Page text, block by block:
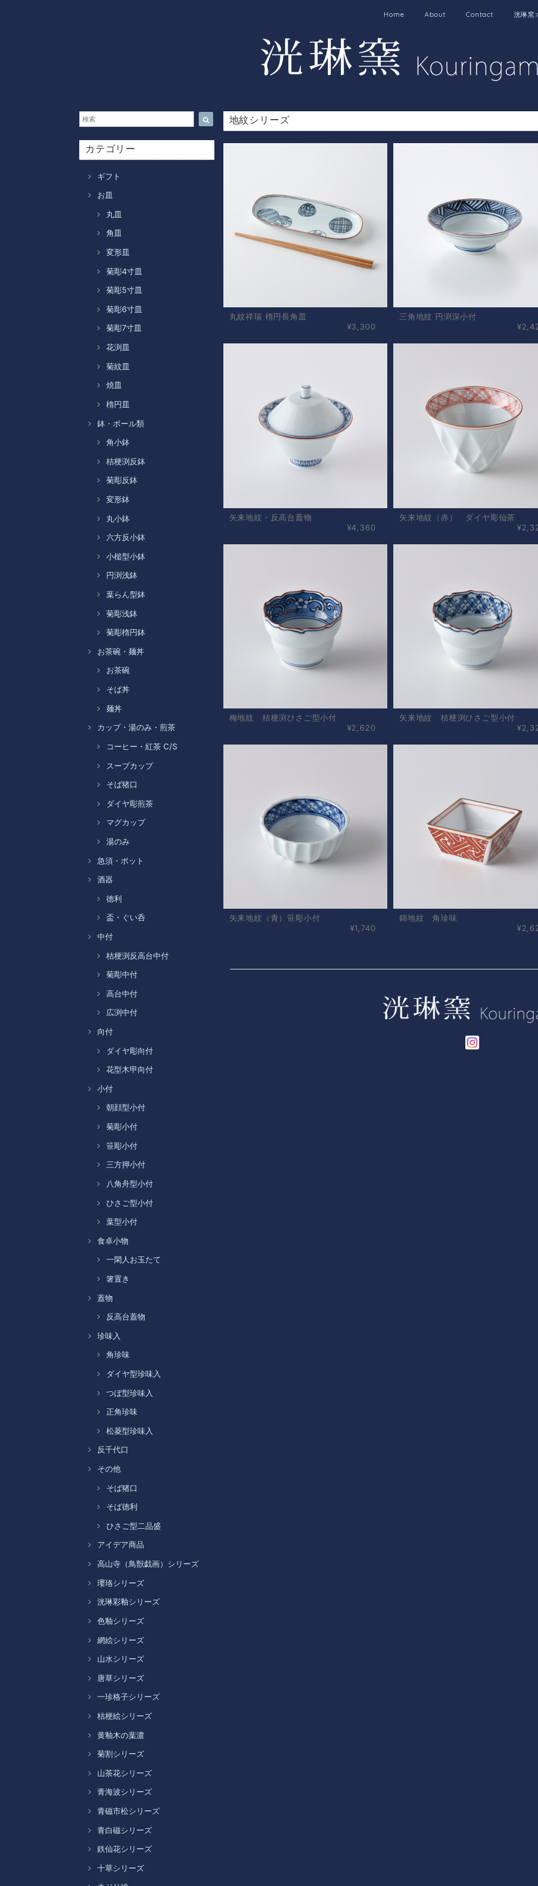
Home About Contact 洸琳窯
カテゴリー
ギフト
お皿
丸皿
角皿
変形皿
菊彫4寸皿
菊彫5寸皿
菊彫6寸皿
菊彫7寸皿
花渕皿
菊紋皿
焼皿
楕円皿
鉢・ボール類
角小鉢
桔梗渕反鉢
菊彫反鉢
変形鉢
丸小鉢
六方反小鉢
小槌型小鉢
円渕浅鉢
葉らん型鉢
菊彫浅鉢
菊彫楕円鉢
お茶碗・麺丼
お茶碗
そば丼
麺丼
カップ・湯のみ・煎茶
コーヒー・紅茶 C/S
スープカップ
そば猪口
ダイヤ彫煎茶
マグカップ
湯のみ
急須・ポット
酒器
徳利
盃・ぐい呑
中付
桔梗渕反高台中付
菊彫中付
高台中付
広渕中付
向付
ダイヤ彫向付
花型木甲向付
小付
朝顔型小付
菊彫小付
笹彫小付
三方押小付
八角舟型小付
ひさご型小付
葉型小付
食卓小物
一閑人お玉たて
箸置き
蓋物
反高台蓋物
珍味入
角珍味
ダイヤ型珍味入
つぼ型珍味入
正角珍味
松菱型珍味入
反千代口
その他
そば猪口
そば徳利
ひさご型二品盛
アイデア商品
高山寺（鳥獣戯画）シリーズ
瓔珞シリーズ
洸琳彩釉シリーズ
色釉シリーズ
網絵シリーズ
山水シリーズ
唐草シリーズ
一珍格子シリーズ
桔梗絵シリーズ
黄釉木の葉濃
菊割シリーズ
山茶花シリーズ
青海波シリーズ
青磁市松シリーズ
青白磁シリーズ
鉄仙花シリーズ
十草シリーズ
地紋シリーズ
丸紋祥瑞 楕円長角皿
¥3,300
三角地紋 円渕深小付
矢来地紋・反高台蓋物
¥4,360
矢来地紋（赤） ダイヤ彫仙茶
梅地紋 桔梗渕ひさご型小付
¥2,620
矢来地紋 桔梗渕ひさご型小付
矢来地紋（青）笹彫小付
¥1,740
錦地紋 角珍味